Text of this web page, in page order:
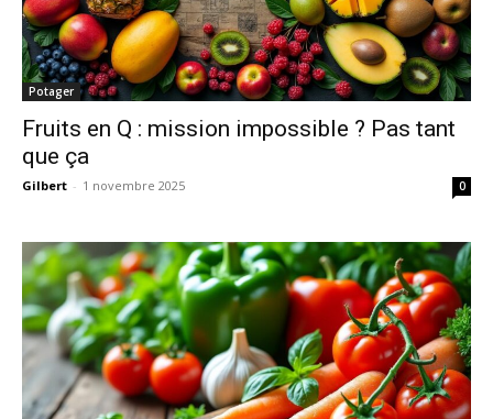
Potager
Fruits en Q : mission impossible ? Pas tant
que ça
Gilbert - 1 novembre 2025 0